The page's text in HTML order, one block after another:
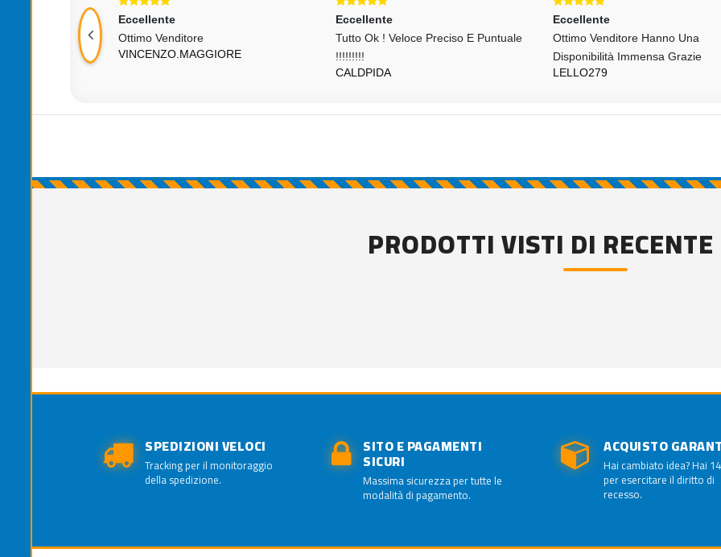
Eccellente
Ottimo Venditore
VINCENZO.MAGGIORE
Eccellente
Tutto Ok ! Veloce Preciso E Puntuale
!!!!!!!!!
CALDPIDA
Eccellente
Ottimo Venditore Hanno Una
Disponibilità Immensa Grazie
LELLO279
PRODOTTI VISTI DI RECENTE
SPEDIZIONI VELOCI
Tracking per il monitoraggio
della spedizione.
SITO E PAGAMENTI
SICURI
Massima sicurezza per tutte le
modalità di pagamento.
ACQUISTO
Hai cambiato idea? Hai
per esercitare il diritto di
recesso.